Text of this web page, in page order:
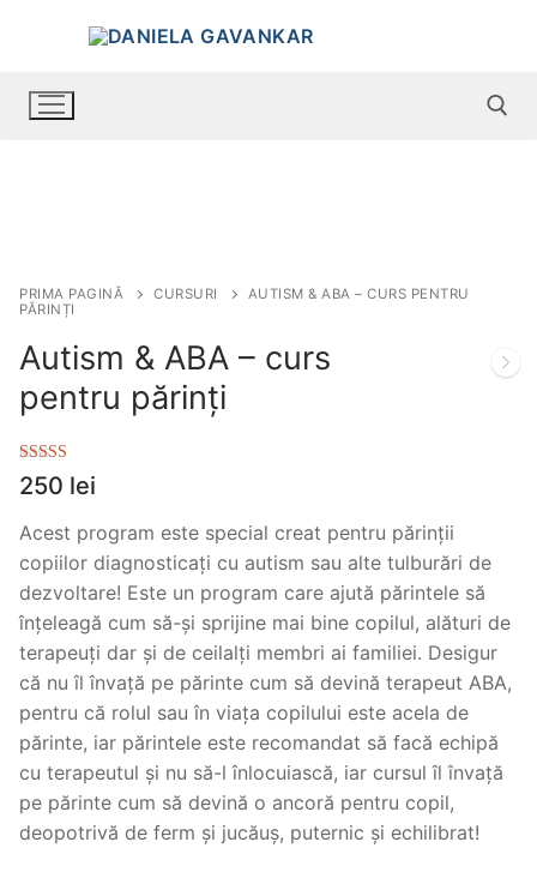
PRIMA PAGINĂ CURSURI
AUTISM & ABA – CURS PENTRU
PĂRINȚI
Autism & ABA – curs
pentru părinți
Evaluat la
5.00din 5
singure
evaluări
250 lei
Acest program este special creat pentru părinții
copiilor diagnosticați cu autism sau alte tulburări de
dezvoltare! Este un program care ajută părintele să
înțeleagă cum să-și sprijine mai bine copilul, alături de
terapeuți dar și de ceilalți membri ai familiei. Desigur
că nu îl învață pe părinte cum să devină terapeut ABA,
pentru că rolul sau în viața copilului este acela de
părinte, iar părintele este recomandat să facă echipă
cu terapeutul și nu să-l înlocuiască, iar cursul îl învață
pe părinte cum să devină o ancoră pentru copil,
deopotrivă de ferm și jucăuș, puternic și echilibrat!